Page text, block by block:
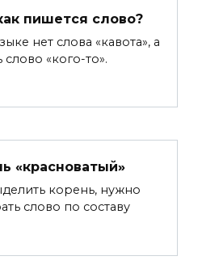
пишется слово?
нет слова «кавота», а
слово «кого-то».
«красноватый»
корень, нужно
слово по составу